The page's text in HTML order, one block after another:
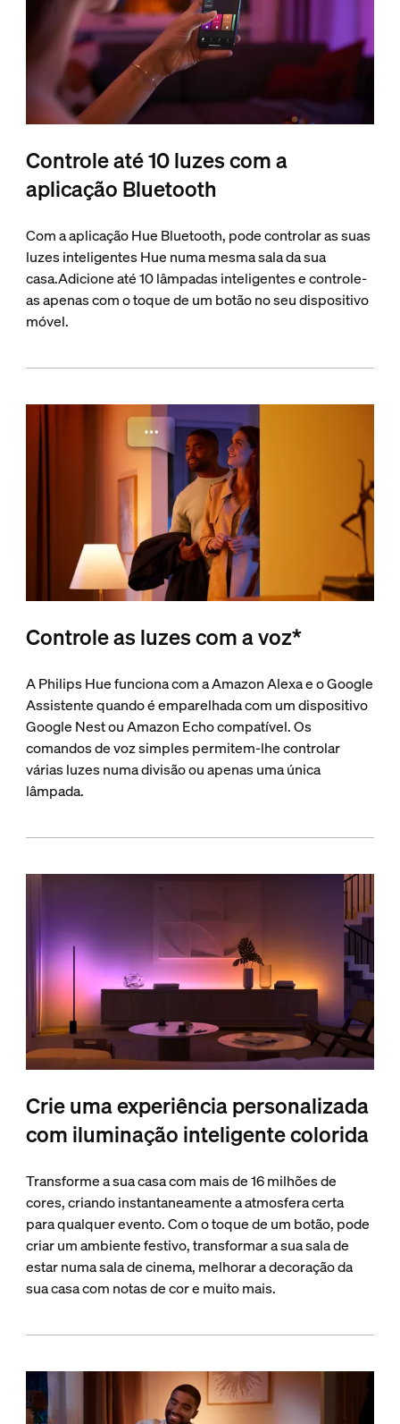
Controle até 10 luzes com a
aplicação Bluetooth
Com a aplicação Hue Bluetooth, pode controlar as suas
luzes inteligentes Hue numa mesma sala da sua
casa.Adicione até 10 lâmpadas inteligentes e controle-
as apenas com o toque de um botão no seu dispositivo
móvel.
Controle as luzes com a voz*
A Philips Hue funciona com a Amazon Alexa e o Google
Assistente quando é emparelhada com um dispositivo
Google Nest ou Amazon Echo compatível. Os
comandos de voz simples permitem-lhe controlar
várias luzes numa divisão ou apenas uma única
lâmpada.
Crie uma experiência personalizada
com iluminação inteligente colorida
Transforme a sua casa com mais de 16 milhões de
cores, criando instantaneamente a atmosfera certa
para qualquer evento. Com o toque de um botão, pode
criar um ambiente festivo, transformar a sua sala de
estar numa sala de cinema, melhorar a decoração da
sua casa com notas de cor e muito mais.